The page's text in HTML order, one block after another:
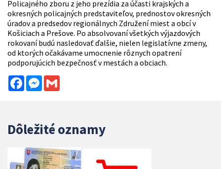
Policajného zboru z jeho prezídia za účasti krajských a
okresných policajných predstaviteľov, prednostov okresných
úradov a predsedov regionálnych Združení miest a obcí v
Košiciach a Prešove. Po absolvovaní všetkých výjazdových
rokovaní budú nasledovať ďalšie, nielen legislatívne zmeny,
od ktorých očakávame umocnenie rôznych opatrení
podporujúcich bezpečnosť v mestách a obciach.
FacebookMessenger
Dôležité oznamy